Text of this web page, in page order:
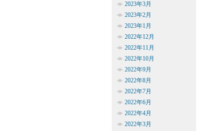
2023年3月
2023年2月
2023年1月
2022年12月
2022年11月
2022年10月
2022年9月
2022年8月
2022年7月
2022年6月
2022年4月
2022年3月